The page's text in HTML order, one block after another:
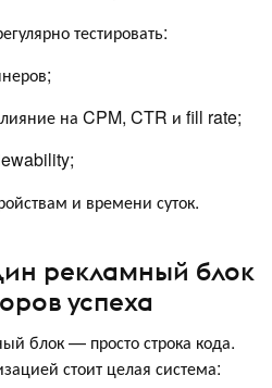
тестировать:
на CPM, CTR и fill rate;
и времени суток.
рекламный блок
успеха
блок — просто строка кода.
стоит целая система: